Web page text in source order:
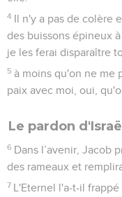
4 Il n'y a pas de colère
des buissons épineux
je les ferai disparaître
5 à moins qu'on ne me
paix avec moi, oui,
Le pardon
6 Dans l’avenir, Jacob
des rameaux et
7 L'Eternel l'a-t-il